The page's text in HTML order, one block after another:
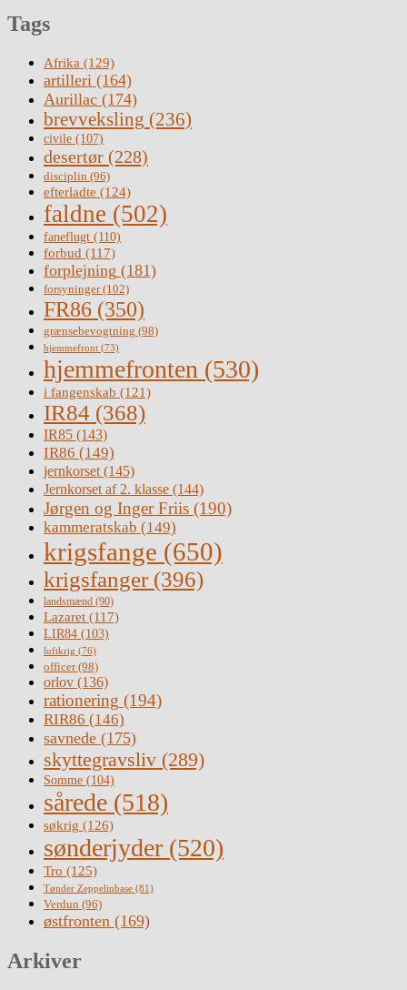
Tags
Afrika (129)
artilleri (164)
Aurillac (174)
brevveksling (236)
civile (107)
desertør (228)
disciplin (96)
efterladte (124)
faldne (502)
faneflugt (110)
forbud (117)
forplejning (181)
forsyninger(102)
FR86 (350)
grænsebevogtning (98)
hjemmefront (73)
hjemmefronten (530)
i fangenskab (121)
IR84 (368)
IR85 (143)
IR86 (149)
jernkorset(145)
Jernkorset af 2. klasse (144)
Jørgen og Inger Friis (190)
kammeratskab (149)
krigsfange (650)
krigsfanger (396)
landsmænd (90)
Lazaret (117)
LIR84 (103)
luftkrig (76)
officer(98)
orlov (136)
rationering (194)
RIR86 (146)
savnede (175)
skyttegravsliv (289)
Somme (104)
sårede (518)
søkrig (126)
sønderjyder (520)
Tro (125)
Tønder Zeppelinbase (81)
Verdun (96)
østfronten (169)
Arkiver